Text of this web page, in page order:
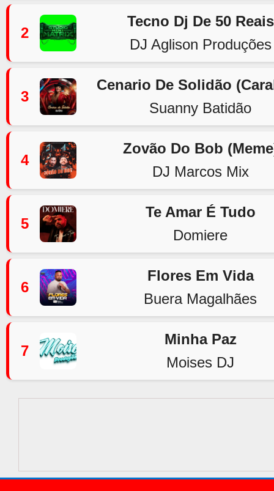
2
Tecno Dj De 50 Reais
DJ Aglison Produções
3
Cenario De Solidão
Suanny Batidão
4
Zovão Do Bob
DJ Marcos Mix
5
Te Amar É Tudo
Domiere
6
Flores Em Vida
Buera Magalhães
7
Minha Paz
Moises DJ